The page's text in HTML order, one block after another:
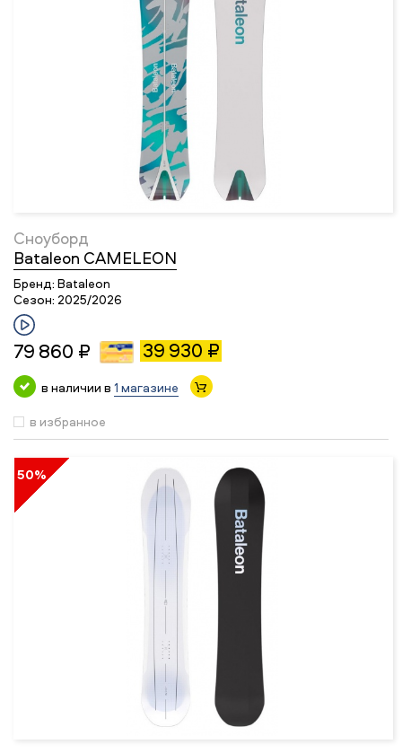
Сноуборд
Bataleon CAMELEON
Бренд: Bataleon
Сезон: 2025/2026
79 860 ₽ 39 930 ₽
в наличии в 1 магазине
в избранное
50%